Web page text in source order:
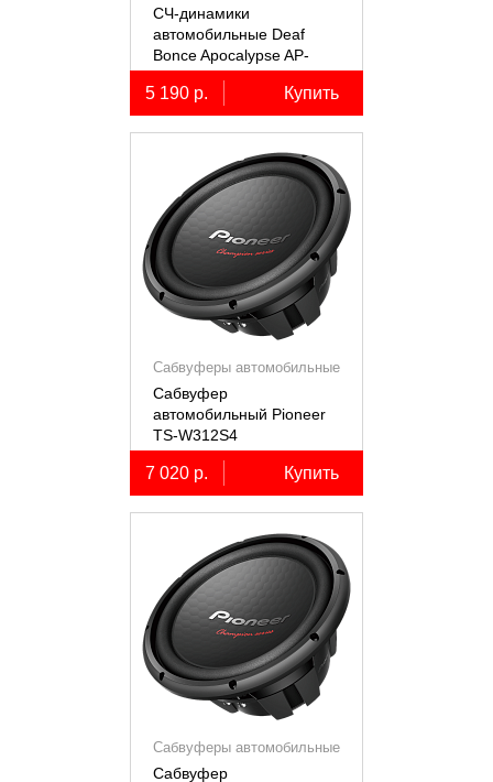
СЧ-динамики
автомобильные Deaf
Bonce Apocalypse AP-
M61SE PRO
5 190 р. Купить
Сабвуферы автомобильные
Сабвуфер
автомобильный Pioneer
TS-W312S4
7 020 р. Купить
Сабвуферы автомобильные
Сабвуфер